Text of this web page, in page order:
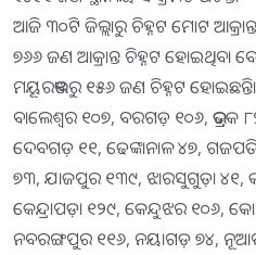
ଆଜି ୩୦ଟି ଜିଲ୍ଲାରୁ ଚିହ୍ନଟ ମୋଟ
୭୬୬ ଜଣ ଆକ୍ରାନ୍ତ ଚିହ୍ନଟ ହୋଇଥିବା
ମୟୂରଭଞ୍ଜରୁ ୧୫୬ ଜଣ ଚିହ୍ନଟ
ବାଲେଶ୍ୱର ୧୦୭, ବରଗଡ଼ ୧୦୬, ଭଦ୍ରକ
ଦେବଗଡ଼ ୧୧, ଢେଙ୍କାନାଳ ୪୭,
୭୩, ଯାଜପୁର ୧୩୯, ଝାରସୁଗୁଡ଼ା ୪୧,
କେନ୍ଦ୍ରାପଡ଼ା ୧୨୯, କେନ୍ଦୁଝର ୧୦୬,
ନବରଙ୍ଗପୁର ୧୧୬, ନୟାଗଡ଼ ୭୪,